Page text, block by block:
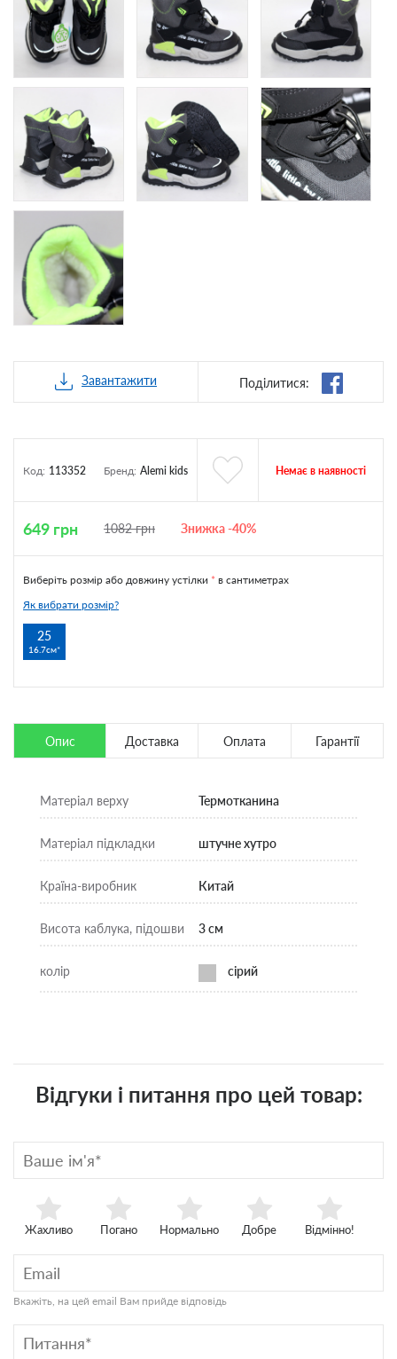
Завантажити Поділитися:
Код: 113352 Бренд: Alemi kids Немає в наявності
649 грн 1082грн Знижка -40%
Виберіть розмір або довжину устілки * в сантиметрах
Як вибрати розмір?
25
16.7см
Опис Доставка Оплата Гарантії
Матеріал верху Термотканина
Матеріал підкладки штучне хутро
Країна-виробник Китай
Висота каблука, підошви 3 см
колір сірий
Відгуки і питання про цей товар:
Жахливо Погано Нормально Добре Відмінно!
Вкажіть, на цей email Вам прийде відповідь